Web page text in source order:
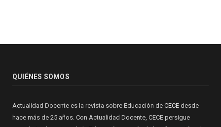
QUIÉNES SOMOS
Actualidad Docente es la revista sobre Educación de CECE desde
hace más de 25 años. Con Actualidad Docente, CECE persigue